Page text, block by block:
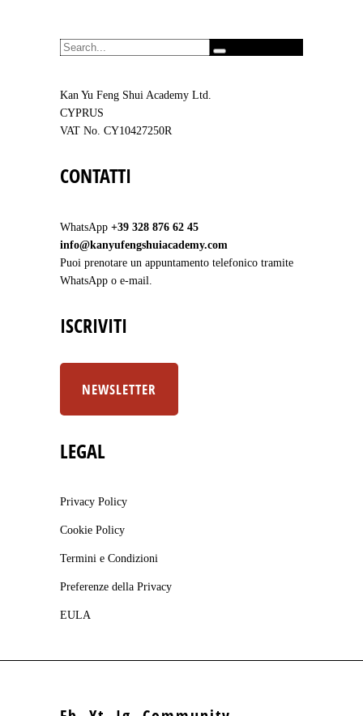
Kan Yu Feng Shui Academy Ltd.
CYPRUS
VAT No. CY10427250R
CONTATTI
WhatsApp +39 328 876 62 45
info@kanyufengshuiacademy.com
Puoi prenotare un appuntamento telefonico tramite
WhatsApp o e-mail.
ISCRIVITI
NEWSLETTER
LEGAL
Privacy Policy
Cookie Policy
Termini e Condizioni
Preferenze della Privacy
EULA